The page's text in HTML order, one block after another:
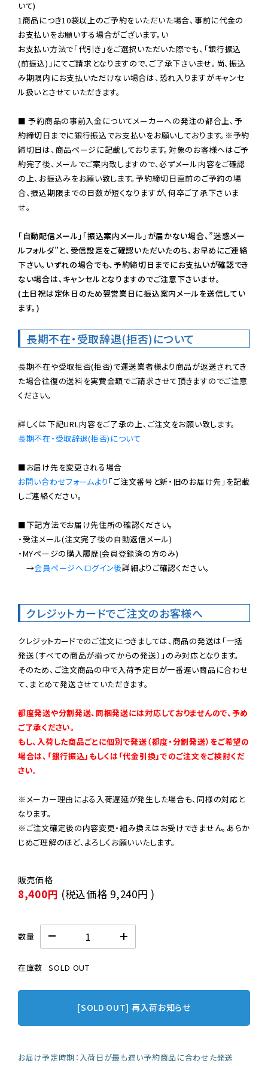
いて)
1商品につき10袋以上のご予約をいただいた場合、事前に代金の
お支払いをお願いする場合がございます。い
お支払い方法で「代引き」をご選択いただいた際でも、「銀行振込
(前振込)」にてご請求となりますので、ご了承下さいませ。尚、振込
み期限内にお支払いただけない場合は、恐れ入りますがキャンセ
ル扱いとさせていただきます。
■ 予約商品の事前入金についてメーカーへの発注の都合上、予
約締切日までに銀行振込でお支払いをお願いしております。※予約
締切日は、商品ページに記載しております。対象のお客様へはご予
約完了後、メールでご案内致しますので、必ずメール内容をご確認
の上、お振込みをお願い致します。予約締切日直前のご予約の場
合、振込期限までの日数が短くなりますが、何卒ご了承下さいま
せ。
「自動配信メール」「振込案内メール」が届かない場合、”迷惑メー
ルフォルダ”と、受信設定をご確認いただいたのち、お早めにご連絡
下さい。いずれの場合でも、予約締切日までにお支払いが確認でき
ない場合は、キャンセルとなりますのでご注意下さいませ。
(土日祝は定休日のため翌営業日に振込案内メールを送信してい
ます。)
長期不在・受取辞退(拒否)について
長期不在や受取拒否(拒否)で運送業者様より商品が返送されてき
た場合往復の送料を実費金額でご請求させて頂きますのでご注意
ください。
長期不在・受取辞退(拒否)について
お問い合わせフォームより 「ご注文番号と新・旧のお届け先」を記載
しご連絡ください。
■下記方法でお届け先住所の確認ください。
・受注メール(注文完了後の自動返信メール)
・MYページの購入履歴(会員登録済の方のみ)
→会員ページへログイン後詳細よりご確認ください。
クレジットカードでご注文のお客様へ
クレジットカードでのご注文につきましては、商品の発送は「一括
発送（すべての商品が揃ってからの発送）」のみ対応となります。
そのため、ご注文商品の中で入荷予定日が一番遅い商品に合わせ
て、まとめて発送させていただきます。
都度発送や分割発送、同梱発送には対応しておりませんので、予め
ご了承ください。
もし、入荷した商品ごとに個別で発送（都度・分割発送）をご希望の
場合は、「銀行振込」もしくは「代金引換」でのご注文をご検討くだ
さい。
※メーカー理由による入荷遅延が発生した場合も、同様の対応と
なります。
※ご注文確定後の内容変更・組み換えはお受けできません。あらか
じめご理解のほど、よろしくお願いいたします。
8,400円 (税込価格 9,240円 )
数量
在庫数 SOLD OUT
[SOLD OUT] 再入荷お知らせ
お届け予定時期：入荷日が最も遅い予約商品に合わせた発送